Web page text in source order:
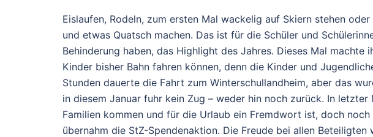
Eislaufen, Rodeln, zum ersten Mal wackelig auf Skiern stehen
und etwas Quatsch machen. Das ist für die Schüler und
Behinderung haben, das Highlight des Jahres. Dieses Mal
Kinder bisher Bahn fahren können, denn die Kinder und
Stunden dauerte die Fahrt zum Winterschullandheim, aber das
in diesem Januar fuhr kein Zug – weder hin noch zurück. In
Familien kommen und für die Urlaub ein Fremdwort ist, doch
übernahm die StZ-Spendenaktion. Die Freude bei allen